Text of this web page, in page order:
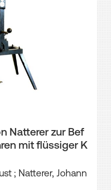
Natterer zur Bef
K
; Natterer, Johann